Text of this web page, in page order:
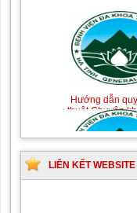
Hướng dẫn
thuật Chuyên
thuật Tiết
LIÊN KẾT WEBSITE